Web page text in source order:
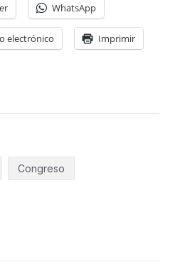
WhatsApp
electrónico Imprimir
Congreso